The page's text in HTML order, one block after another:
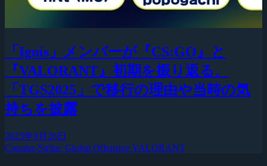
「Ignis」メンバーが『CS:GO』と
『VALORANT』初期を振り返る、
「TGS2025」で移行の理由や当時の気
持ちを披露
2025年9月26日
Counter-Strike: Global Offensive VALORANT